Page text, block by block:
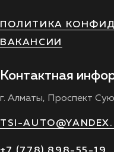
ПОЛИТИКА
ВАКАНСИИ
Контактная
г. Алматы, Проспект
TSI-